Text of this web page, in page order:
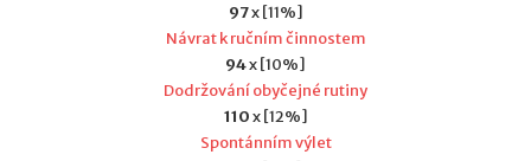
97x [11%]
Návrat k ručním činnostem
94x [10%]
Dodržování obyčejné rutiny
110x [12%]
Spontánním výlet